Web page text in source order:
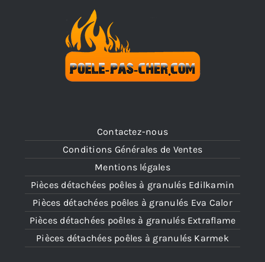
Contactez-nous
Conditions Générales de Ventes
Mentions légales
Pièces détachées poêles à granulés Edilkamin
Pièces détachées poêles à granulés Eva Calor
Pièces détachées poêles à granulés Extraflame
Pièces détachées poêles à granulés Karmek